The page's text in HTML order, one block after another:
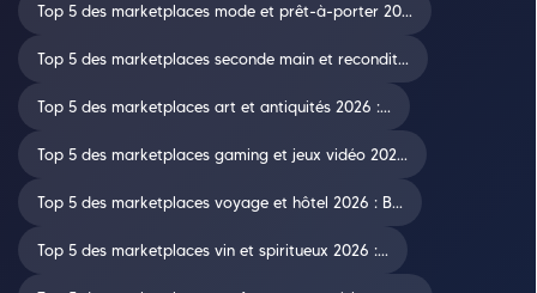
Top 5 des marketplaces mode et prêt-à-porter 20...
Top 5 des marketplaces seconde main et recondit...
Top 5 des marketplaces art et antiquités 2026 :...
Top 5 des marketplaces gaming et jeux vidéo 202...
Top 5 des marketplaces voyage et hôtel 2026 : B...
Top 5 des marketplaces vin et spiritueux 2026 :...